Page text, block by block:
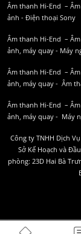
Âm thanh Hi-End –
ảnh - Điện thoại Sony
Âm thanh Hi-End –
ảnh, máy quay - Máy
Âm thanh Hi-End –
ảnh, máy quay - Âm
Âm thanh Hi-End –
ảnh, máy quay - Máy
Công ty TNHH Dịch
Sở Kế Hoạch và
phòng: 23D Hai Bà